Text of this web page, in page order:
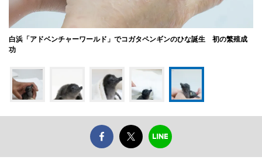
白浜「アドベンチャーワールド」でコガタペンギンのひな誕生 初の繁殖成
功